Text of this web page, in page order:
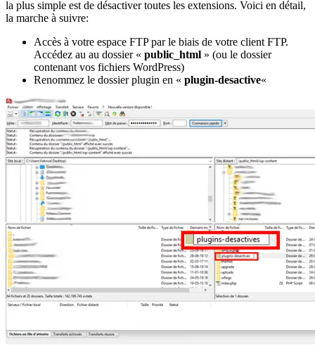
la plus simple est de désactiver toutes les extensions. Voici en détail,
la marche à suivre:
Accès à votre espace FTP par le biais de votre client FTP.
Accédez au au dossier « public_html » (ou le dossier
contenant vos fichiers WordPress)
Renommez le dossier plugin en « plugin-desactive«